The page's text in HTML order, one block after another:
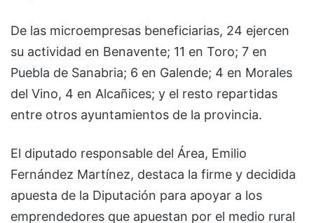
De las microempresas beneficiarias, 24 ejercen
su actividad en Benavente; 11 en Toro; 7 en
Puebla de Sanabria; 6 en Galende; 4 en Morales
del Vino, 4 en Alcañices; y el resto repartidas
entre otros ayuntamientos de la provincia.
El diputado responsable del Área, Emilio
Fernández Martínez, destaca la firme y decidida
apuesta de la Diputación para apoyar a los
emprendedores que apuestan por el medio rural